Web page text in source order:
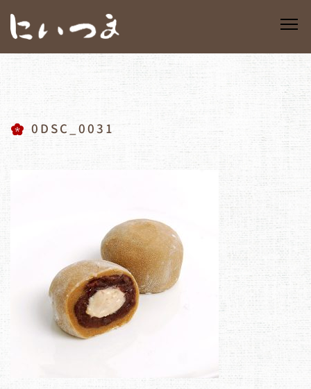
0DSC_0031